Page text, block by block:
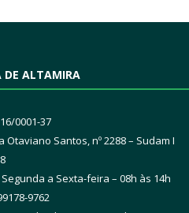
DE ALTAMIRA
0001-37
Otaviano Santos, nº 2288 – Sudam I
a Sexta-feira – 08h às 14h
9762